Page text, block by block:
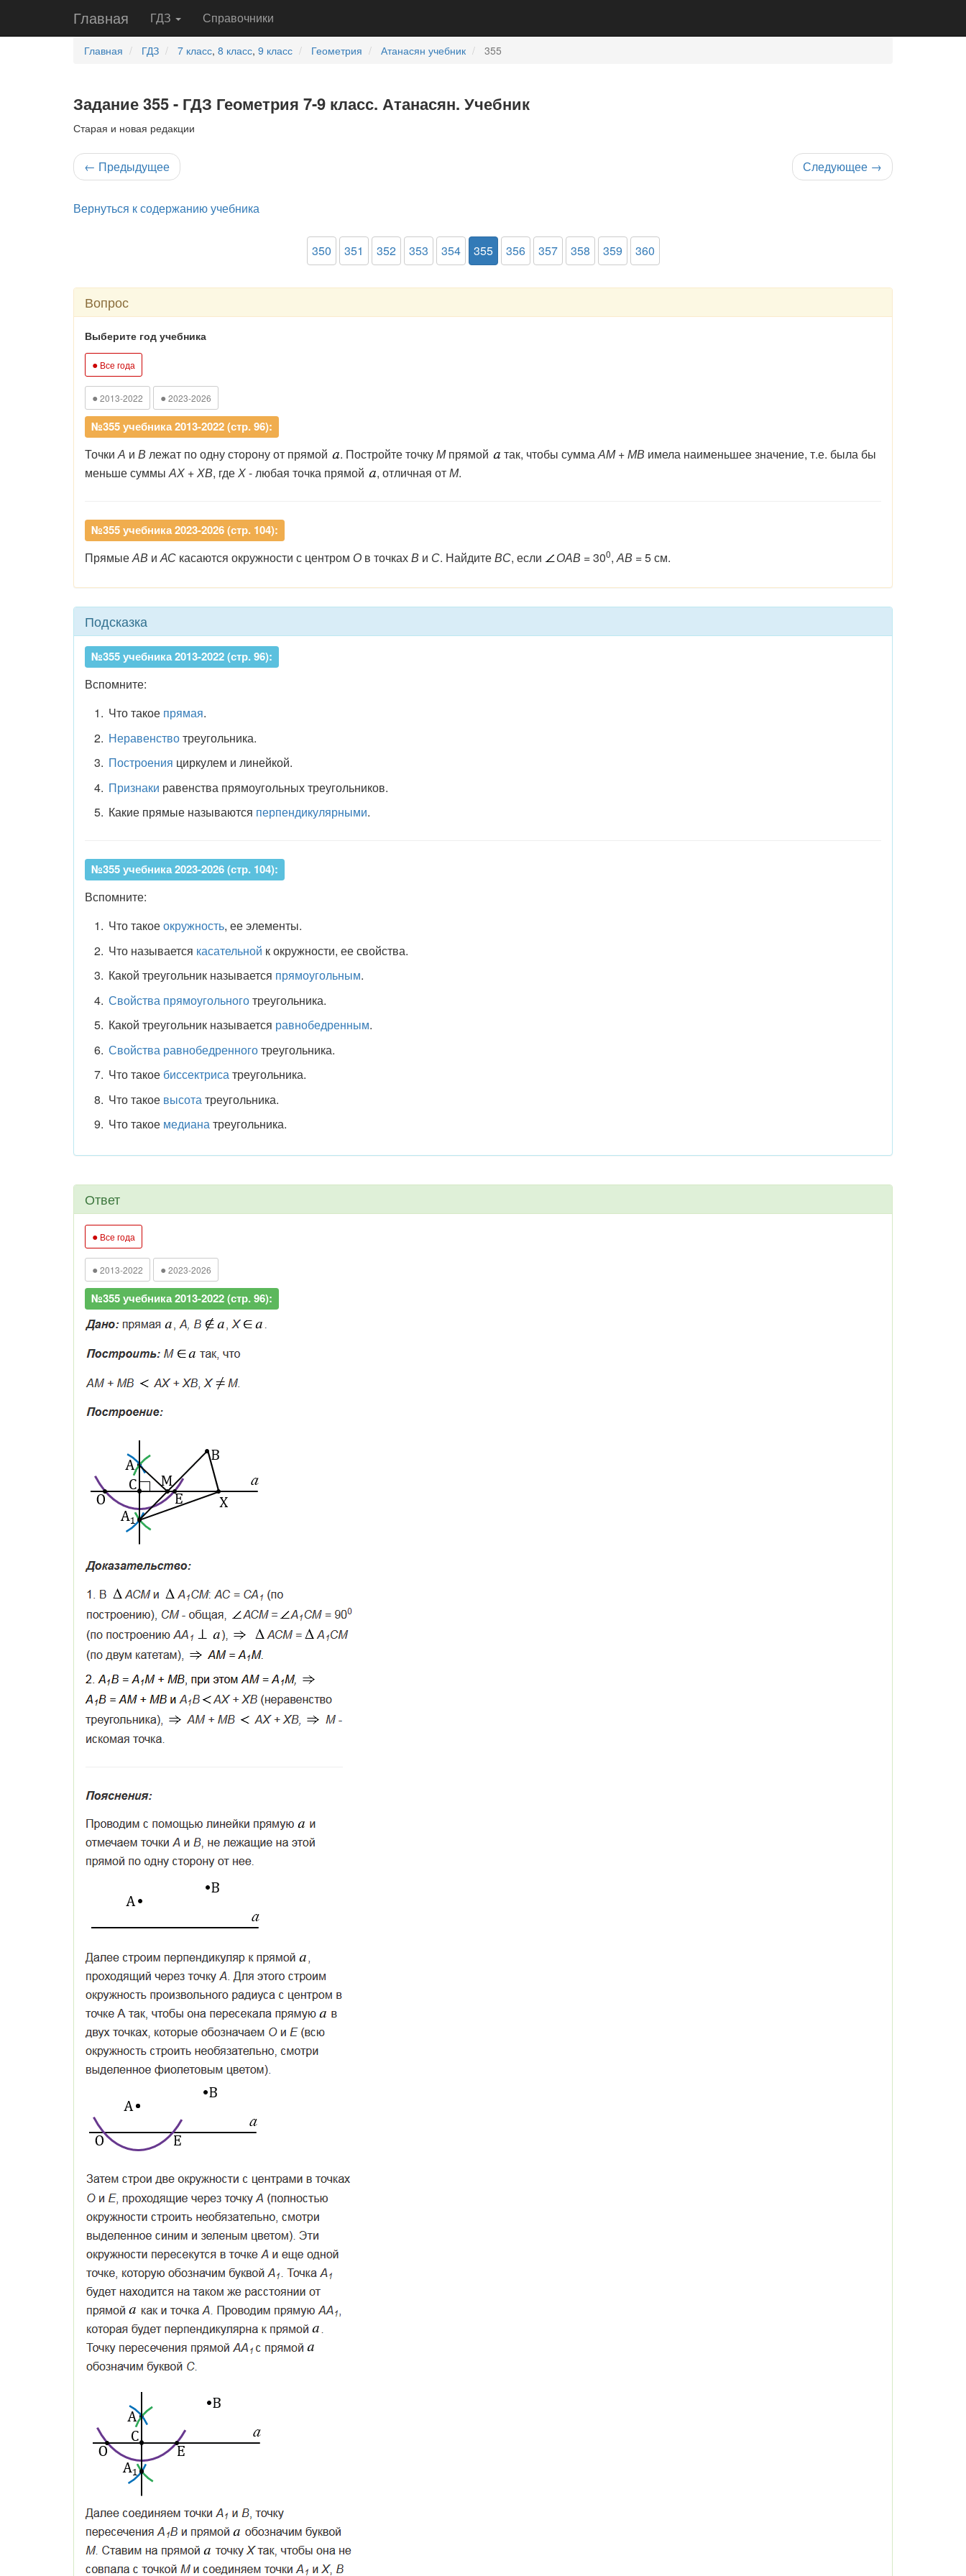
Главная ГДЗ Справочники
Главная ГДЗ 7 класс, 8 класс, 9 класс Геометрия Атанасян учебник 355
Задание 355 - ГДЗ Геометрия 7-9 класс. Атанасян. Учебник
Старая и новая редакции
← Предыдущее Следующее →
Вернуться к содержанию учебника
350 351 352 353 354 355 356 357 358 359 360
Вопрос
Выберите год учебника
● Все года
● 2013-2022 ● 2023-2026
№355 учебника 2013-2022 (стр. 96):
ТочкиА и В лежат по одну сторону от прямой . Постройте точкуМпрямой так, чтобы суммаАМ + МВ имела наименьшее значение, т.е. была бы
меньше суммыАХ + ХВ, гдеХ- любая точка прямой , отличная отМ.
№355 учебника 2023-2026 (стр. 104):
ПрямыеАВ иАС касаются окружности с центром О в точкахВ и С. НайдитеВС, если ОАВ = 300,АВ = 5 см.
Подсказка
№355 учебника 2013-2022 (стр. 96):
Вспомните:
Что такое прямая.
Неравенствотреугольника.
Построения циркулем и линейкой.
Признаки равенства прямоугольных треугольников.
Какие прямые называются перпендикулярными.
№355 учебника 2023-2026 (стр. 104):
Вспомните:
Что такоеокружность, ее элементы.
Что называется касательной к окружности, ее свойства.
Какой треугольник называется прямоугольным.
Свойства прямоугольноготреугольника.
Какой треугольник называется равнобедренным.
Свойства равнобедренноготреугольника.
Что такое биссектрисатреугольника.
Что такое высота треугольника.
Что такое медианатреугольника.
Ответ
● Все года
● 2013-2022 ● 2023-2026
№355 учебника 2013-2022 (стр. 96):